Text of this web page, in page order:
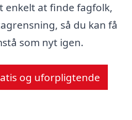
enkelt at finde fagfolk,
så du kan få
som nyt igen.
og uforpligtende